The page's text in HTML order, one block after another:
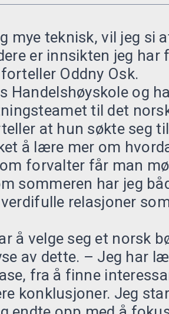
teknisk, vil jeg si
er innsikten jeg har
Oddny Osk.
Handelshøyskole og
til det
at hun søkte seg
å lære mer om
forvalter får man
sommeren har jeg
relasjoner
å velge seg et norsk
av dette. – Jeg har
fra å finne
konklusjoner. Jeg